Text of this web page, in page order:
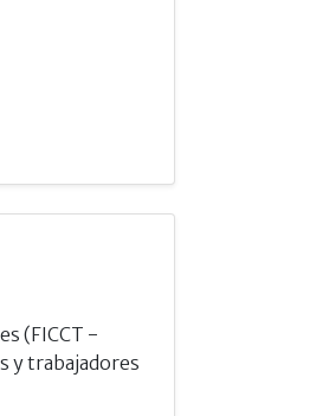
(FICCT -
y trabajadores